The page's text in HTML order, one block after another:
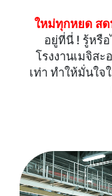
ใหม่ทุกหยด ส
อยู่ที่นี่ ! รู้หรื
โรงงานเมจิส
เท่า ทำให้มั่นใ